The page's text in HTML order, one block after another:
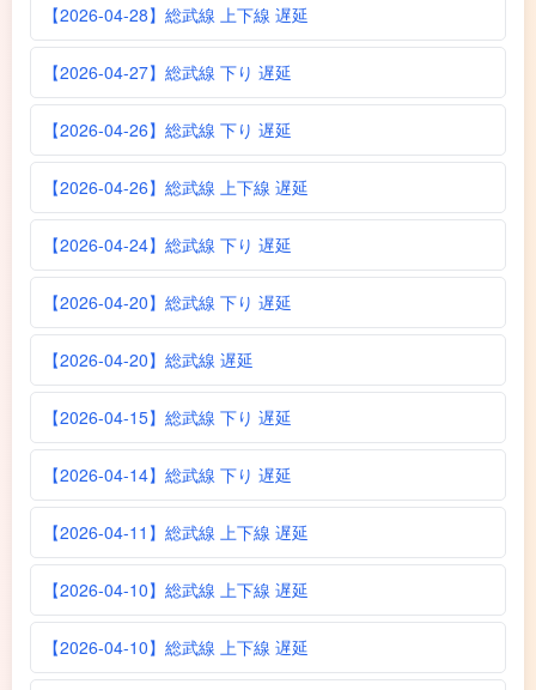
【2026-04-28】総武線 上下線 遅延
【2026-04-27】総武線 下り 遅延
【2026-04-26】総武線 下り 遅延
【2026-04-26】総武線 上下線 遅延
【2026-04-24】総武線 下り 遅延
【2026-04-20】総武線 下り 遅延
【2026-04-20】総武線 遅延
【2026-04-15】総武線 下り 遅延
【2026-04-14】総武線 下り 遅延
【2026-04-11】総武線 上下線 遅延
【2026-04-10】総武線 上下線 遅延
【2026-04-10】総武線 上下線 遅延